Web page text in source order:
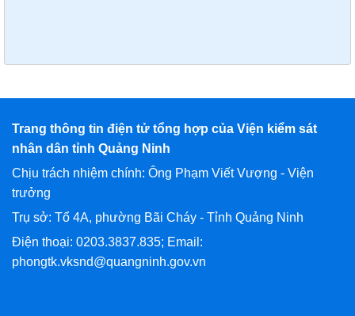
Trang thông tin điện tử tổng hợp của Viện kiểm sát
nhân dân tỉnh Quảng Ninh
Chịu trách nhiệm chính: Ông Phạm Viết Vượng - Viện
trưởng
Trụ sở: Tổ 4A, phường Bãi Cháy - Tỉnh Quảng Ninh
Điện thoại: 0203.3837.835; Email:
phongtk.vksnd@quangninh.gov.vn